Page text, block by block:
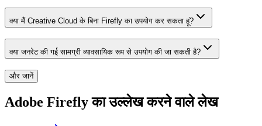
क्या मैं Creative Cloud के बिना Firefly का उपयोग कर सकता हूं?
क्या जनरेट की गई सामग्री व्यावसायिक रूप से उपयोग की जा सकती है?
और जानें
Adobe Firefly का उल्लेख करने वाले लेख